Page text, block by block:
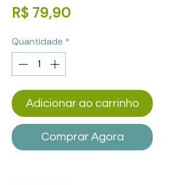
R$ 79,90
Quantidade *
Adicionar ao carrinho
Comprar Agora